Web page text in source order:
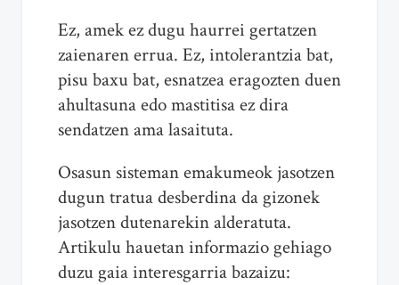
Ez, amek ez dugu haurrei gertatzen
zaienaren errua. Ez, intolerantzia bat,
pisu baxu bat, esnatzea eragozten duen
ahultasuna edo mastitisa ez dira
sendatzen ama lasaituta.
Osasun sisteman emakumeok jasotzen
dugun tratua desberdina da gizonek
jasotzen dutenarekin alderatuta.
Artikulu hauetan informazio gehiago
duzu gaia interesgarria bazaizu: